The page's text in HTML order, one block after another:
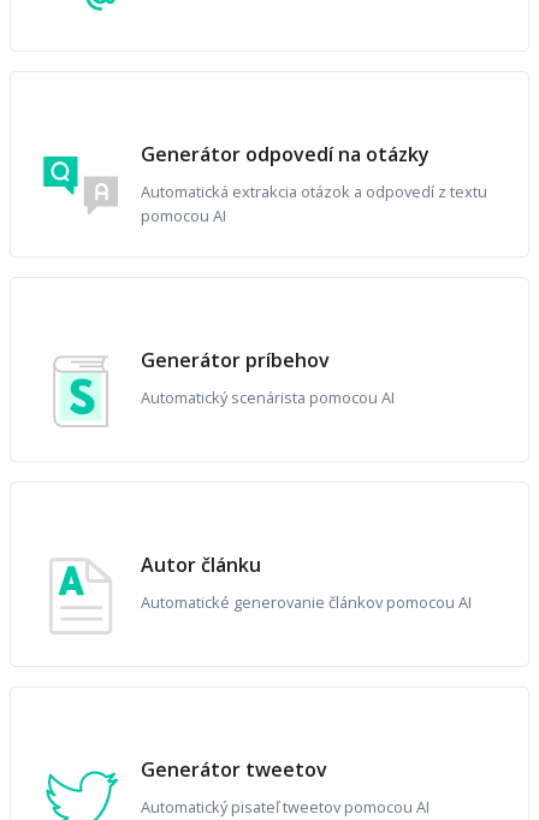
Generátor odpovedí na otázky
Automatická extrakcia otázok a odpovedí z textu
pomocou AI
Generátor príbehov
Automatický scenárista pomocou AI
Autor článku
Automatické generovanie článkov pomocou AI
Generátor tweetov
Automatický pisateľ tweetov pomocou AI